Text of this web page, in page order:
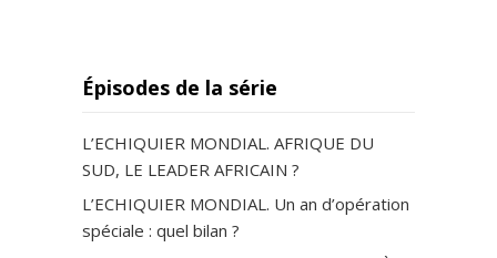
Épisodes de la série
L’ECHIQUIER MONDIAL. AFRIQUE DU
SUD, LE LEADER AFRICAIN ?
L’ECHIQUIER MONDIAL. Un an d’opération
spéciale : quel bilan ?